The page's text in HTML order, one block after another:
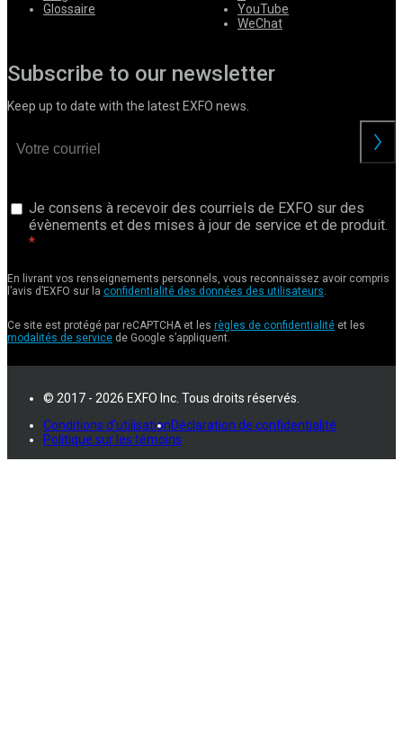
Glossaire
YouTube
WeChat
Subscribe to our newsletter
Keep up to date with the latest EXFO news.
Je consens à recevoir des courriels de EXFO sur des
évènements et des mises à jour de service et de produit.
En livrant vos renseignements personnels, vous reconnaissez avoir compris
l’avis d’EXFO sur la confidentialité des données des utilisateurs.
Ce site est protégé par reCAPTCHA et les règles de confidentialité et les
modalités de service de Google s’appliquent.
© 2017 - 2026 EXFO Inc. Tous droits réservés.
Conditions d'utilisationDéclaration de confidentialité
Politique sur les témoins